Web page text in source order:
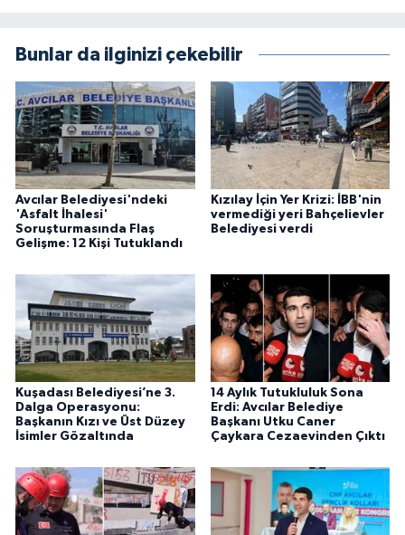
Bunlar da ilginizi çekebilir
Avcılar Belediyesi'ndeki
'Asfalt İhalesi'
Soruşturmasında Flaş
Gelişme: 12 Kişi Tutuklandı
Kızılay İçin Yer Krizi: İBB'nin
vermediği yeri Bahçelievler
Belediyesi verdi
Kuşadası Belediyesi’ne 3.
Dalga Operasyonu:
Başkanın Kızı ve Üst Düzey
İsimler Gözaltında
14 Aylık Tutukluluk Sona
Erdi: Avcılar Belediye
Başkanı Utku Caner
Çaykara Cezaevinden Çıktı